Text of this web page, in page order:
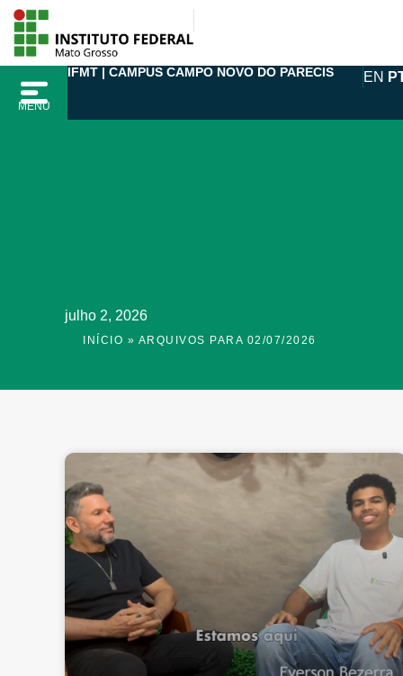
para
conteúdo
MENU
IFMT | CAMPUS CAMPO NOVO DO PARECIS EN
julho 2, 2026
INÍCIO » ARQUIVOS PARA 02/07/2026